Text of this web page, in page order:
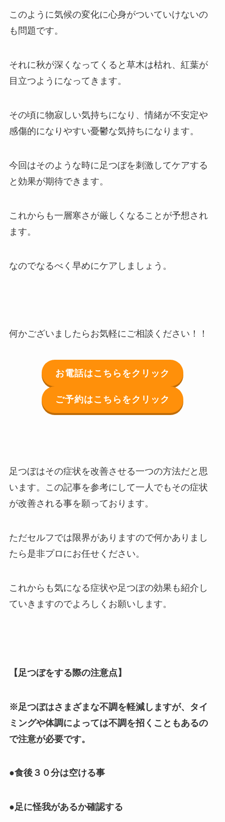
このように気候の変化に心身がついていけないの
も問題です。
それに秋が深くなってくると草木は枯れ、紅葉が
目立つようになってきます。
その頃に物寂しい気持ちになり、情緒が不安定や
感傷的になりやすい憂鬱な気持ちになります。
今回はそのような時に足つぼを刺激してケアする
と効果が期待できます。
これからも一層寒さが厳しくなることが予想され
ます。
なのでなるべく早めにケアしましょう。
何かございましたらお気軽にご相談ください！！
お電話はこちらをクリック
ご予約はこちらをクリック
足つぼはその症状を改善させる一つの方法だと思
います。この記事を参考にして一人でもその症状
が改善される事を願っております。
ただセルフでは限界がありますので何かありまし
たら是非プロにお任せください。
これからも気になる症状や足つぼの効果も紹介し
ていきますのでよろしくお願いします。
【足つぼをする際の注意点】
※足つぼはさまざまな不調を軽減しますが、タイ
ミングや体調によっては不調を招くこともあるの
で注意が必要です。
●食後３０分は空ける事
●足に怪我があるか確認する